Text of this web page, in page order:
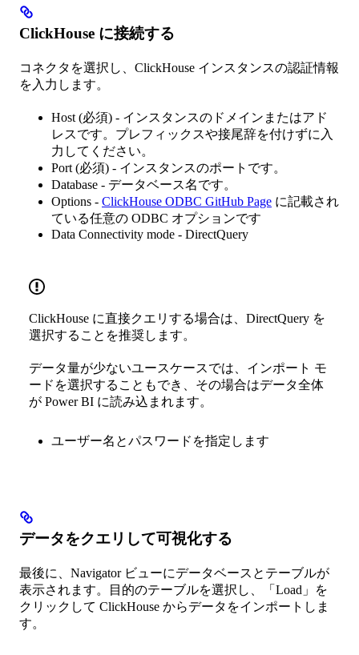
ClickHouse に接続する
コネクタを選択し、ClickHouse インスタンスの認証情報
を入力します。
Host (必須) - インスタンスのドメインまたはアド
レスです。プレフィックスや接尾辞を付けずに入
力してください。
Port (必須) - インスタンスのポートです。
Database - データベース名です。
Options - ClickHouse ODBC GitHub Page に記載され
ている任意の ODBC オプションです
Data Connectivity mode - DirectQuery
ClickHouse に直接クエリする場合は、DirectQuery を
選択することを推奨します。
データ量が少ないユースケースでは、インポート モ
ードを選択することもでき、その場合はデータ全体
が Power BI に読み込まれます。
ユーザー名とパスワードを指定します
データをクエリして可視化する
最後に、Navigator ビューにデータベースとテーブルが
表示されます。目的のテーブルを選択し、「Load」を
クリックして ClickHouse からデータをインポートしま
す。